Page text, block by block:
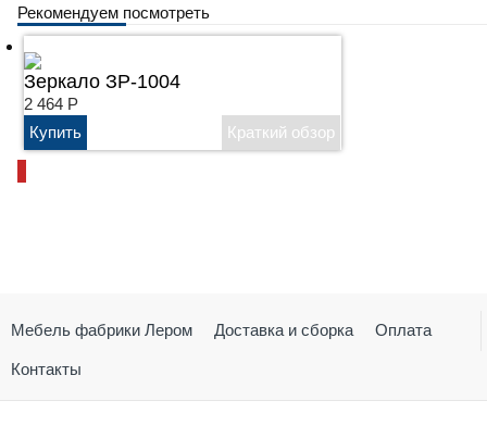
Рекомендуем посмотреть
Зеркало ЗР-1004
2 464 Р
Мебель фабрики Лером Доставка и сборка Оплата
Контакты